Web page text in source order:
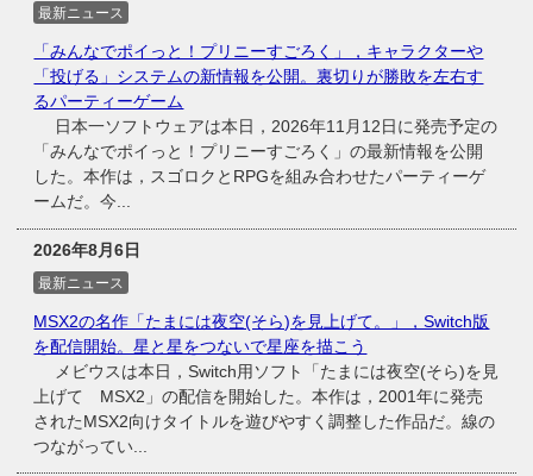
最新ニュース
「みんなでポイっと！プリニーすごろく」，キャラクターや
「投げる」システムの新情報を公開。裏切りが勝敗を左右す
るパーティーゲーム
日本一ソフトウェアは本日，2026年11月12日に発売予定の
「みんなでポイっと！プリニーすごろく」の最新情報を公開
した。本作は，スゴロクとRPGを組み合わせたパーティーゲ
ームだ。今...
2026年8月6日
最新ニュース
MSX2の名作「たまには夜空(そら)を見上げて。」，Switch版
を配信開始。星と星をつないで星座を描こう
メビウスは本日，Switch用ソフト「たまには夜空(そら)を見
上げて MSX2」の配信を開始した。本作は，2001年に発売
されたMSX2向けタイトルを遊びやすく調整した作品だ。線の
つながってい...